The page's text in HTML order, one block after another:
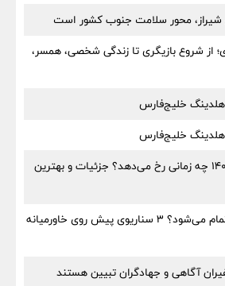
شیراز، محور سلامت جنوب کشور است
از شروع بازیگری تا زندگی شخصی، همسر،
هلدینگ خلیج‌فارس
هلدینگ خلیج‌فارس
کسوف بزرگ مرداد ۱۴۰۵ چه زمانی رخ می‌دهد؟ جزئیات و بهترین
جنگ ایران و آمریکا تمام می‌شود؟ ۳ سناریوی پیش روی خاورمیانه
آگاهی و جهادگران تبیین هستند